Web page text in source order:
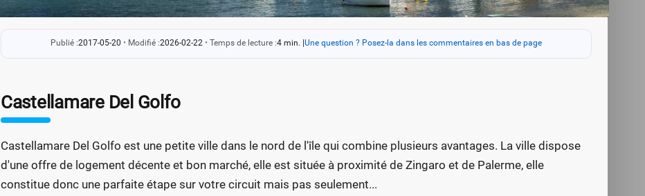
Publié :2017-05-20 • Modifié :2026-02-22 • Temps de lecture :4 min. Une question ? Posez-la dans les commentaires en bas de page
Castellamare Del Golfo
Castellamare Del Golfo est une petite ville dans le nord de l'île qui combine plusieurs avantages. La ville dispose
d'une offre de logement décente et bon marché, elle est située à proximité de Zingaro et de Palerme, elle
constitue donc une parfaite étape sur votre circuit mais pas seulement...